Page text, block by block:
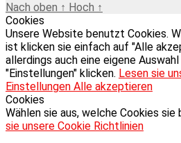
Nach oben ↑ Hoch ↑
Cookies
Unsere Website benutzt Cookies.
ist klicken sie einfach auf "Alle
allerdings auch eine eigene
"Einstellungen" klicken. Lesen sie
Einstellungen Alle akzeptieren
Cookies
Wählen sie aus, welche Cookies
sie unsere Cookie Richtlinien